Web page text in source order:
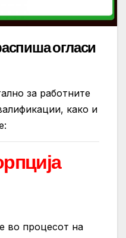
огласи
за работните
како и
во процесот на